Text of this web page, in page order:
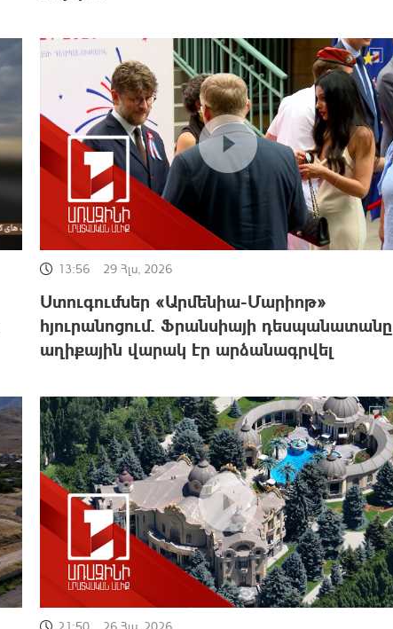
13:56 29 Հլս, 2026
Ստուգումներ «Արմենիա-Մարիոթ»
հյուրանոցում. Ֆրանսիայի դեսպանատանը
աղիքային վարակ էր արձանագրվել